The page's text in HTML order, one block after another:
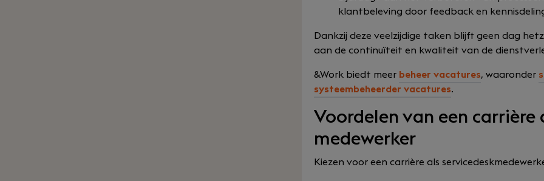
klantbeleving door feedback en
Dankzij deze veelzijdige taken blijft geen dag
aan de continuïteit en kwaliteit van de
&Work biedt meer beheer vacatures, waaronder
systeembeheerder vacatures.
Voordelen van een carrière
medewerker
Kiezen voor een carrière als